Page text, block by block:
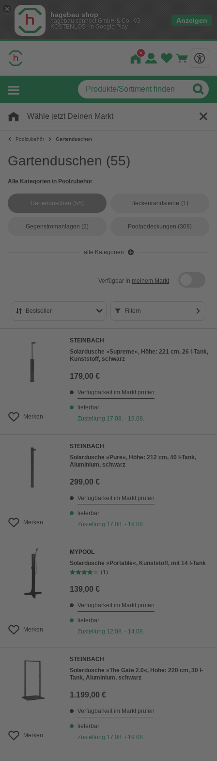
hagebau shop
hagebau connect GmbH & Co. KG
KOSTENLOS- In Google Play
Anzeigen
Wähle jetzt Deinen Markt
Poolzubehör Gartenduschen
Gartenduschen (55)
Alle Kategorien in Poolzubehör
Gartenduschen (55) Beckenrandsteine (1)
Gegenstromanlagen (2) Poolabdeckungen (309)
alle Kategorien
Verfügbar in meinem Markt
Bestseller
Preis aufsteigend
Bewertung
Filtern
Merken
STEINBACH
Solardusche »Supreme«, Höhe: 221 cm, 26 l-Tank,
Kunststoff, schwarz
179,00 €
Verfügbarkeit im Markt prüfen
lieferbar
Zustellung 17.08. - 19.08.
Merken
STEINBACH
Solardusche »Pure«, Höhe: 212 cm, 40 l-Tank,
Aluminium, schwarz
299,00 €
Verfügbarkeit im Markt prüfen
lieferbar
Zustellung 17.08. - 19.08.
Merken
MYPOOL
Solardusche »Portable«, Kunststoff, mit 14 l-Tank
(1)
139,00 €
Verfügbarkeit im Markt prüfen
lieferbar
Zustellung 12.08. - 14.08.
Merken
STEINBACH
Solardusche »The Gate 2.0«, Höhe: 220 cm, 30 l-
Tank, Aluminium, schwarz
1.199,00 €
Verfügbarkeit im Markt prüfen
lieferbar
Zustellung 17.08. - 19.08.